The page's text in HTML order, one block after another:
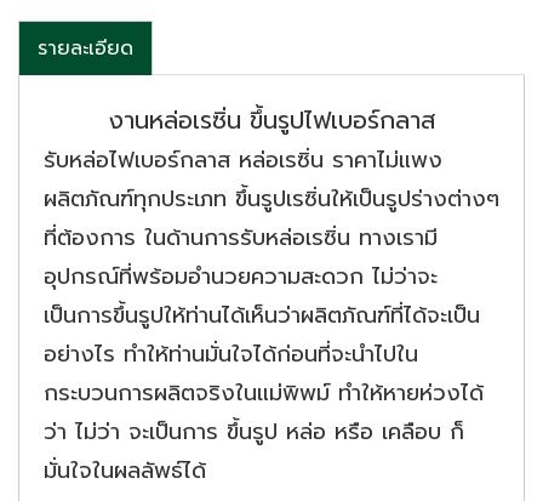
รายละเอียด
งานหล่อเรซิ่น ขึ้นรูปไฟเบอร์กลาส
รับหล่อไฟเบอร์กลาส หล่อเรซิ่น ราคาไม่แพง
ผลิตภัณฑ์ทุกประเภท ขึ้นรูปเรซิ่นให้เป็นรูปร่างต่างๆ
ที่ต้องการ ในด้านการรับหล่อเรซิ่น ทางเรามี
อุปกรณ์ที่พร้อมอำนวยความสะดวก ไม่ว่าจะ
เป็นการขึ้นรูปให้ท่านได้เห็นว่าผลิตภัณฑ์ที่ได้จะเป็น
อย่างไร ทำให้ท่านมั่นใจได้ก่อนที่จะนำไปใน
กระบวนการผลิตจริงในแม่พิพม์ ทำให้หายห่วงได้
ว่า ไม่ว่า จะเป็นการ ขึ้นรูป หล่อ หรือ เคลือบ ก็
มั่นใจในผลลัพธ์ได้